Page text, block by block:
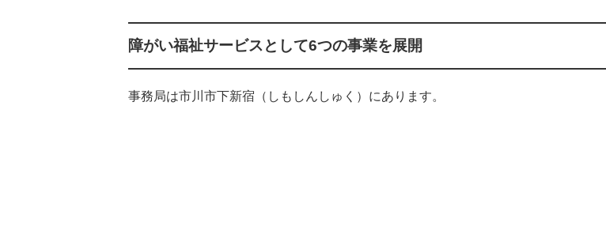
障がい福祉サービスとして6つの事業を展開
事務局は市川市下新宿（しもしんしゅく）にあります。